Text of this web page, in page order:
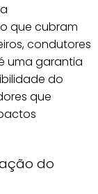
que cubram
condutores
uma garantia
do
que
do